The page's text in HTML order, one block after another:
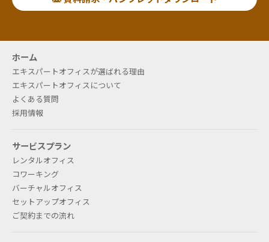
た、社名表示のご用意もございます（有料）。別途お
問い合わせください。
If I sign a rental office contract, I
midnight. Is there any change
between daytime and
nighttime?
ホーム
エキスパートオフィスが選ばれる理由
エキスパートオフィスについて
よくある質問
採用情報
サービスプラン
レンタルオフィス
コワーキング
バーチャルオフィス
セットアップオフィス
ご契約までの流れ